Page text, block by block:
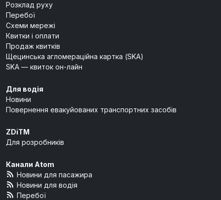
Розклад руху
Перебої
Схеми мережі
Квитки і оплати
Продаж квитків
Щецинська агломераційна картка (SKA)
SKA — квиток он-лайн
Для водія
Новини
Повернення евакуйованих транспортних засобів
ZDiTM
Для розробників
Канали Atom
Новини для пасажира
Новини для водія
Перебої